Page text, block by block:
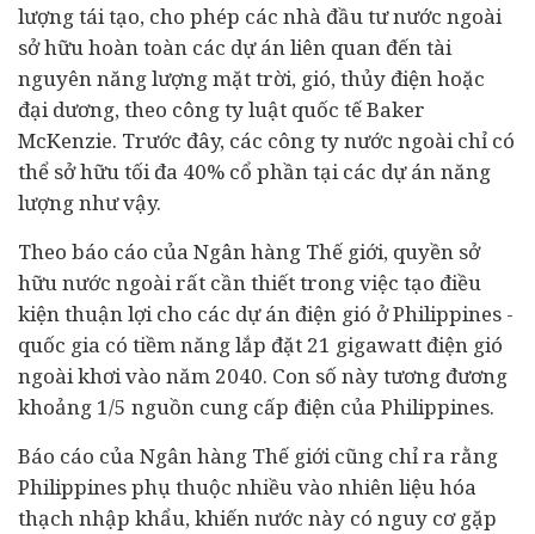
lượng tái tạo, cho phép các nhà đầu tưnước ngoài
sở hữu hoàn toàn các dự án liên quan đến tài
nguyên năng lượng mặt trời, gió, thủy điện hoặc
đại dương, theo công ty luật quốc tế Baker
McKenzie. Trước đây, các công ty nước ngoài chỉ có
thể sở hữu tối đa 40% cổ phần tại các dự án năng
lượng như vậy.
Theo báo cáo của Ngân hàng Thế giới, quyền sở
hữu nước ngoài rất cần thiết trong việc tạo điều
kiện thuận lợi cho các dự án điện gió ở Philippines -
quốc gia có tiềm năng lắp đặt 21 gigawatt điện gió
ngoài khơi vào năm 2040. Con số này tương đương
khoảng 1/5 nguồn cung cấp điện của Philippines.
Báo cáo của Ngân hàng Thế giới cũng chỉ ra rằng
Philippines phụ thuộc nhiều vào nhiên liệu hóa
thạch nhập khẩu, khiến nước này có nguy cơ gặp